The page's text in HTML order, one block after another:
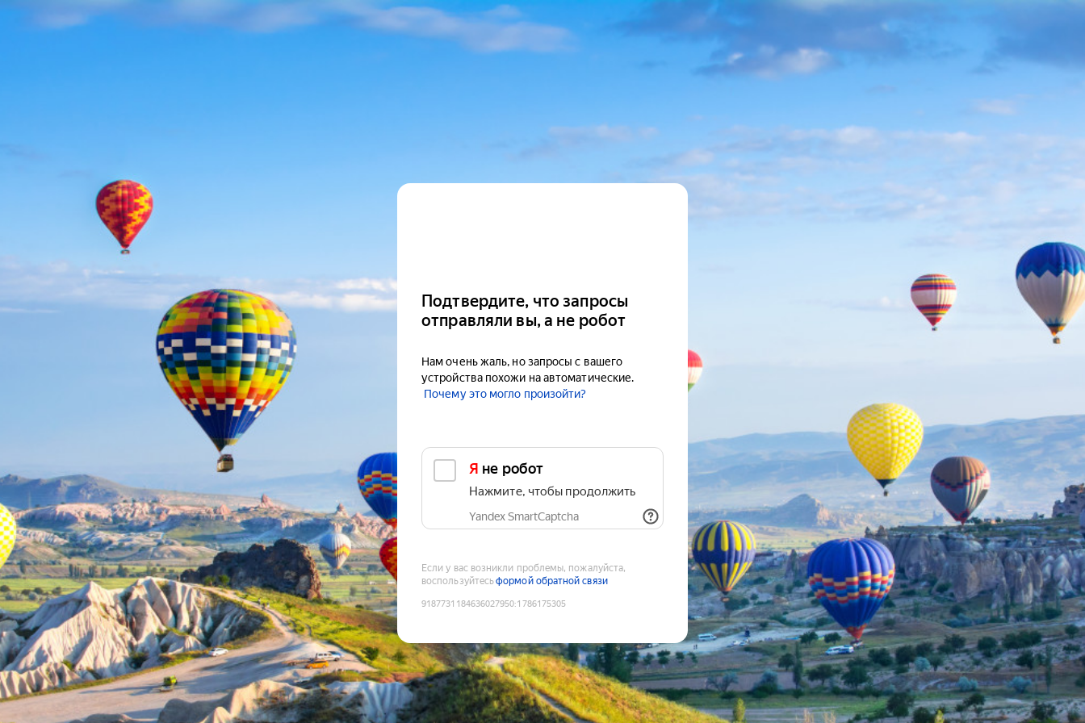
Подтвердите, что запросы
отправляли вы, а не робот
Нам очень жаль, но запросы с вашего
устройства похожи на автоматические.
Почему это могло произойти?
Я не робот
Нажмите, чтобы продолжить
Yandex SmartCaptcha
Если у вас возникли проблемы, пожалуйста,
воспользуйтесьформой обратной связи
9187731184636027950:1786175305